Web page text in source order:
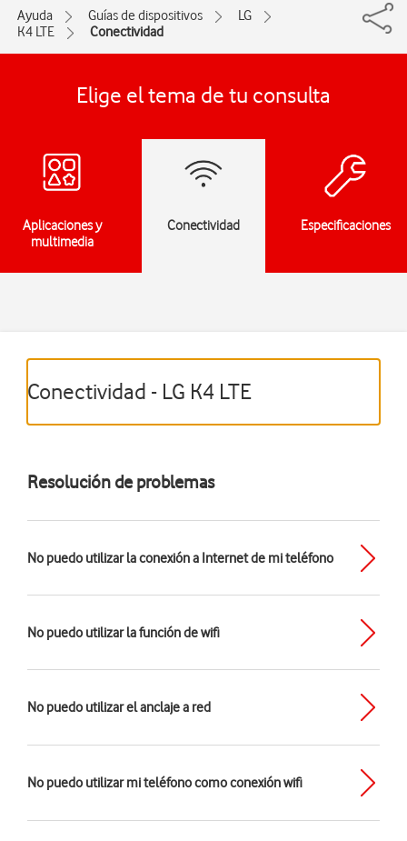
Ayuda Guías de dispositivos
LG
K4 LTE
Conectividad
Elige el tema de tu consulta
Aplicaciones y
multimedia
Conectividad Especificaciones
Conectividad - LG K4 LTE
Resolución de problemas
No puedo utilizar la conexión a Internet de mi teléfono
No puedo utilizar la función de wifi
No puedo utilizar el anclaje a red
No puedo utilizar mi teléfono como conexión wifi